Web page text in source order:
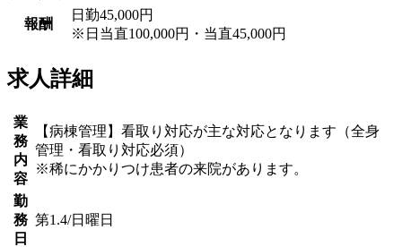
報酬
日勤45,000円
※日当直100,000円・当直45,000円
求人詳細
業
務
内
容
【病棟管理】看取り対応が主な対応となります（全身
管理・看取り対応必須）
※稀にかかりつけ患者の来院があります。
勤
務
日
第1.4/日曜日